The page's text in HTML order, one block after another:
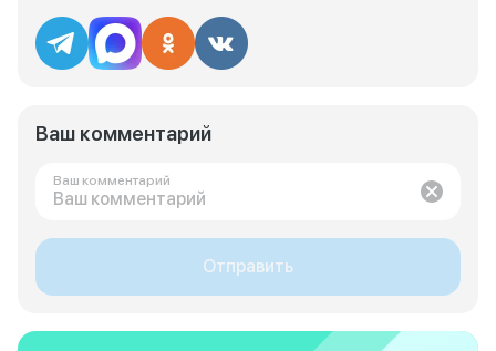
Ваш комментарий
Ваш комментарий
Отправить